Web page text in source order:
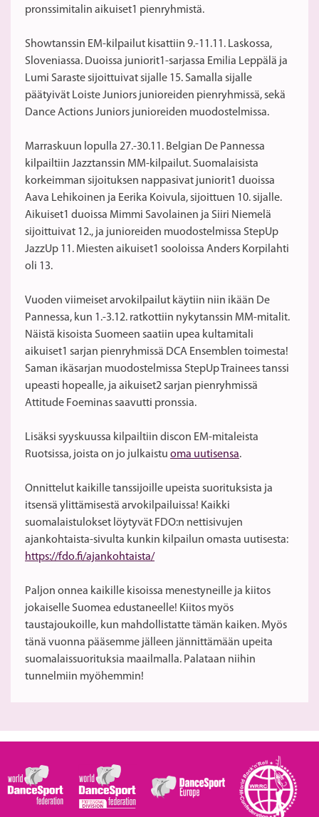
pronssimitalin aikuiset1 pienryhmistä.
Showtanssin EM-kilpailut kisattiin 9.-11.11. Laskossa,
Sloveniassa. Duoissa juniorit1-sarjassa Emilia Leppälä ja
Lumi Saraste sijoittuivat sijalle 15. Samalla sijalle
päätyivät Loiste Juniors junioreiden pienryhmissä, sekä
Dance Actions Juniors junioreiden muodostelmissa.
Marraskuun lopulla 27.-30.11. Belgian De Pannessa
kilpailtiin Jazztanssin MM-kilpailut. Suomalaisista
korkeimman sijoituksen nappasivat juniorit1 duoissa
Aava Lehikoinen ja Eerika Koivula, sijoittuen 10. sijalle.
Aikuiset1 duoissa Mimmi Savolainen ja Siiri Niemelä
sijoittuivat 12., ja junioreiden muodostelmissa StepUp
JazzUp 11. Miesten aikuiset1 sooloissa Anders Korpilahti
oli 13.
Vuoden viimeiset arvokilpailut käytiin niin ikään De
Pannessa, kun 1.-3.12. ratkottiin nykytanssin MM-mitalit.
Näistä kisoista Suomeen saatiin upea kultamitali
aikuiset1 sarjan pienryhmissä DCA Ensemblen toimesta!
Saman ikäsarjan muodostelmissa StepUp Trainees tanssi
upeasti hopealle, ja aikuiset2 sarjan pienryhmissä
Attitude Foeminas saavutti pronssia.
Lisäksi syyskuussa kilpailtiin discon EM-mitaleista
Ruotsissa, joista on jo julkaistu oma uutisensa.
Onnittelut kaikille tanssijoille upeista suorituksista ja
itsensä ylittämisestä arvokilpailuissa! Kaikki
suomalaistulokset löytyvät FDO:n nettisivujen
ajankohtaista-sivulta kunkin kilpailun omasta uutisesta:
https://fdo.fi/ajankohtaista/
Paljon onnea kaikille kisoissa menestyneille ja kiitos
jokaiselle Suomea edustaneelle! Kiitos myös
taustajoukoille, kun mahdollistatte tämän kaiken. Myös
tänä vuonna pääsemme jälleen jännittämään upeita
suomalaissuorituksia maailmalla. Palataan niihin
tunnelmiin myöhemmin!